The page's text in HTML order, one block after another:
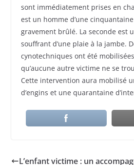
sont immédiatement prises en
est un homme d’une cinquantaine
gravement brûlé. La seconde est
souffrant d’une plaie à la jambe.
cynotechniques ont été
qu’aucune autre victime ne se
Cette intervention aura mobilisé
d’engins et une quarantaine
L’enfant victime : un